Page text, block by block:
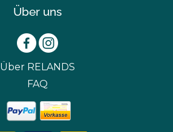
Über uns
Über RELANDS
FAQ